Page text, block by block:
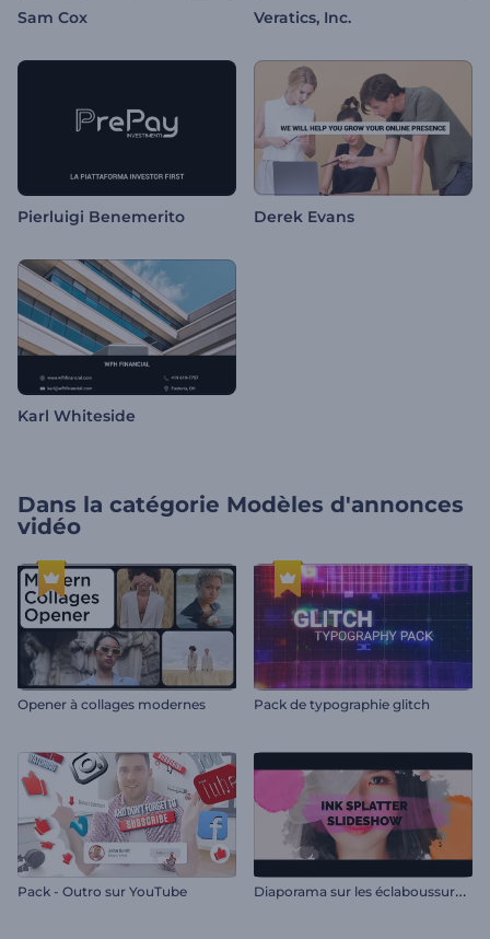
Sam Cox Veratics, Inc.
Pierluigi Benemerito Derek Evans
Karl Whiteside
Dans la catégorie Modèles d'annonces
vidéo
Opener à collages modernes Pack de typographie glitch
Pack - Outro sur YouTube D
iaporama sur les éclaboussures d'encre